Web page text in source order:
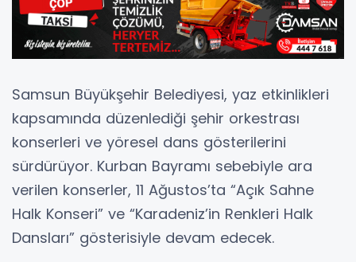
Samsun Büyükşehir Belediyesi, yaz etkinlikleri
kapsamında düzenlediği şehir orkestrası
konserleri ve yöresel dans gösterilerini
sürdürüyor. Kurban Bayramı sebebiyle ara
verilen konserler, 11 Ağustos’ta “Açık Sahne
Halk Konseri” ve “Karadeniz’in Renkleri Halk
Dansları” gösterisiyle devam edecek.